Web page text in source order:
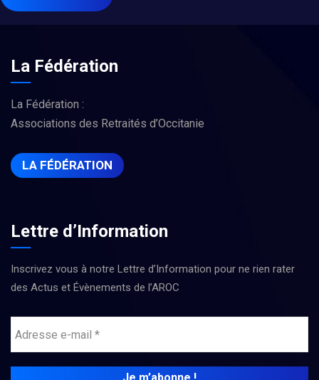
La Fédération
La Fédération :
Associations des Retraités d’Occitanie
LA FÉDÉRATION
Lettre d’Information
Inscrivez vous à notre Lettre d’Information pour ne rien rater
des Actus et Évènements de l’AROC